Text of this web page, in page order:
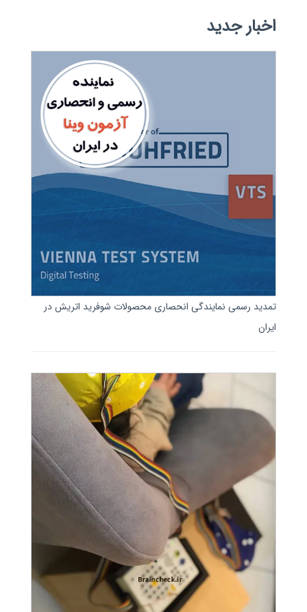
اخبار جدید
تمدید رسمی نمایندگی انحصاری محصولات شوفرید اتریش در
ایران